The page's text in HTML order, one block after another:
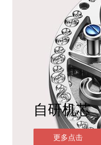
自研机芯
更多点击